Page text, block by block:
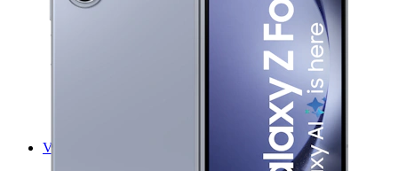
hollandsnieuwe
Verlengen